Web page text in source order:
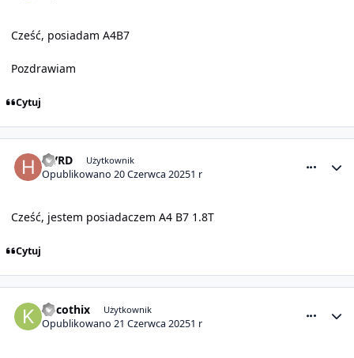
Cześć, posiadam A4B7
Pozdrawiam
Cytuj
HVRD Użytkownik
Opublikowano20 Czerwca 20251 r
Cześć, jestem posiadaczem A4 B7 1.8T
Cytuj
Kocothix Użytkownik
Opublikowano21 Czerwca 20251 r